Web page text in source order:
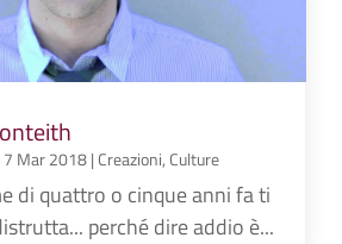
7 Mar 2018|Creazioni,Culture
di quattro o cinque anni fa ti
perché dire addio è...